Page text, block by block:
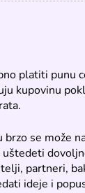
platiti punu
kupovinu
brzo se može
partneri,
ideje i